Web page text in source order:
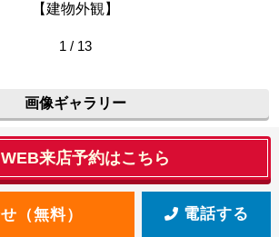
【建物外観】
1 / 13
画像ギャラリー
WEB来店予約はこちら
電話する